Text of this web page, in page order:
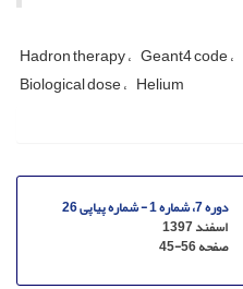
Hadron therapy Geant4 code
Biological dose Helium
دوره 7، شماره 1 - شماره پیاپی 26
اسفند 1397
صفحه45-56